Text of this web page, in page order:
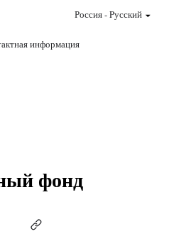
информация
Россия-Pусский
фонд